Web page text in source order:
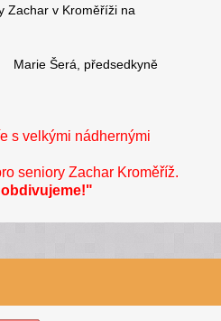
Zachar v Kroměříži na
s velkými nádhernými
seniory Zachar Kroměříž.